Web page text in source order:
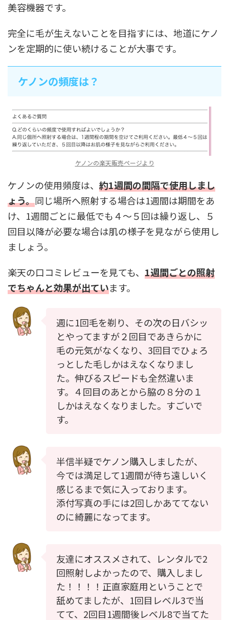
美容機器です。
完全に毛が生えないことを目指すには、地道にケノ
ンを定期的に使い続けることが大事です。
ケノンの頻度は？
ケノンの楽天販売ページより
ケノンの使用頻度は、 約1週間の間隔で使用しまし
ょう。同じ場所へ照射する場合は1週間は期間をあ
け、1週間ごとに最低でも４～５回は繰り返し、５
回目以降が必要な場合は肌の様子を見ながら使用し
ましょう。
楽天の口コミレビューを見ても、 1週間ごとの照射
でちゃんと効果が出ています。
週に1回毛を剃り、その次の日バシッ
とやってますが２回目であきらかに
毛の元気がなくなり、3回目でひょろ
っとした毛しかはえなくなりまし
た。伸びるスピードも全然違いま
す。４回目のあとから脇の８分の１
しかはえなくなりました。すごいで
す。
半信半疑でケノン購入しましたが、
今では満足して1週間が待ち遠しいく
感じるまで気に入っております。
添付写真の手には2回しかあててない
のに綺麗になってます。
友達にオススメされて、レンタルで2
回照射しよかったので、購入しまし
た！！！！正直家庭用ということで
舐めてましたが、1回目レベル3で当
てて、2回目1週間後レベル8で当てた